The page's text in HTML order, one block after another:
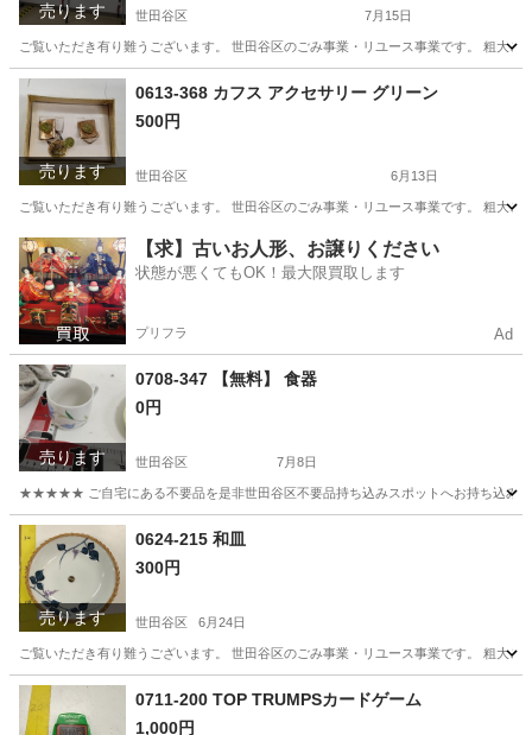
売ります 世田谷区 7月15日
ご覧いただき有り難うございます。 世⽥⾕区のごみ事業・リユース事業です。 粗
東京 世田谷区
売ります
0613-368 カフス アクセサリー グリーン
500円
世田谷区 6月13日
ご覧いただき有り難うございます。 世⽥⾕区のごみ事業・リユース事業です。 粗
東京 世田谷区 アクセサリー リユース
【求】古いお人形、お譲りください
状態が悪くてもOK！最大限買取します
プリフラ Ad
売ります
0708-347 【無料】 食器
0円
世田谷区 7月8日
★★★★★ ご自宅にある不要品を是非世田谷区不要品持ち込みスポットへお持ち込みし
東京 世田谷区 スポット
売ります
0624-215 和皿
300円
世田谷区 6月24日
ご覧いただき有り難うございます。 世⽥⾕区のごみ事業・リユース事業です。 粗
東京 世田谷区 0711-200 TOP TRUMPSカードゲーム
1,000円